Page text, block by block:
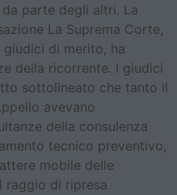
parte degli altri. La
La Suprema Corte,
di merito, ha
della ricorrente. I giudici
sottolineato che tanto il
avevano
della consulenza
tecnico preventivo,
mobile delle
raggio di ripresa